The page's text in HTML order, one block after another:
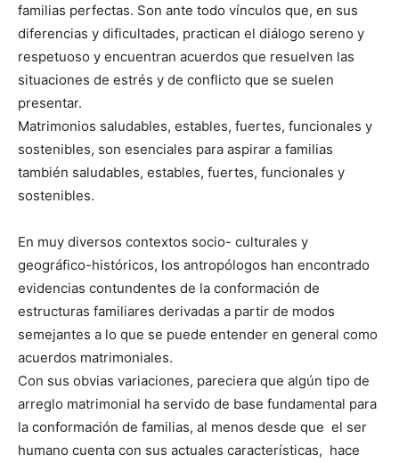
familias perfectas. Son ante todo vínculos que, en sus
diferencias y dificultades, practican el diálogo sereno y
respetuoso y encuentran acuerdos que resuelven las
situaciones de estrés y de conflicto que se suelen
presentar.
Matrimonios saludables, estables, fuertes, funcionales y
sostenibles, son esenciales para aspirar a familias
también saludables, estables, fuertes, funcionales y
sostenibles.
En muy diversos contextos socio- culturales y
geográfico-históricos, los antropólogos han encontrado
evidencias contundentes de la conformación de
estructuras familiares derivadas a partir de modos
semejantes a lo que se puede entender en general como
acuerdos matrimoniales.
Con sus obvias variaciones, pareciera que algún tipo de
arreglo matrimonial ha servido de base fundamental para
la conformación de familias, al menos desde que el ser
humano cuenta con sus actuales características, hace